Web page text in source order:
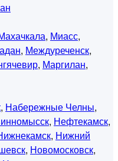
, Миасс,
, Междуреченск,
, Маргилан,
, Набережные Челны,
, Нефтекамск,
, Нижний
, Новомосковск,